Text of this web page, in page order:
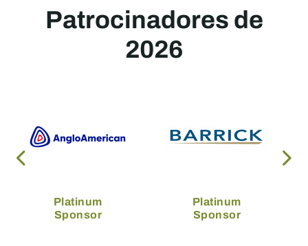
Patrocinadores de
2026
Platinum
Sponsor
Platinum
Sponsor